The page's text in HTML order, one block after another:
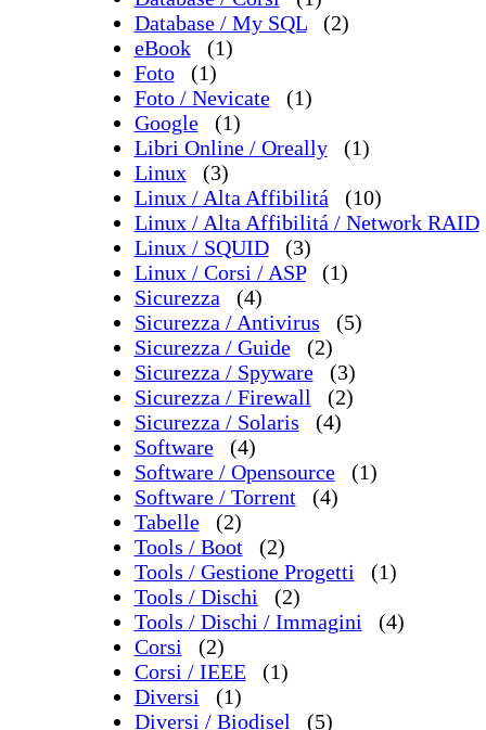
Database / My SQL
(2)
eBook
(1)
Foto
(1)
Foto / Nevicate
(1)
Google
(1)
Libri Online / Oreally
(1)
Linux
(3)
Linux / Alta Affibilitá
(10)
Linux / Alta Affibilitá / Network RAID
Linux / SQUID
(3)
Linux / Corsi / ASP
(1)
Sicurezza
(4)
Sicurezza / Antivirus
(5)
Sicurezza / Guide
(2)
Sicurezza / Spyware
(3)
Sicurezza / Firewall
(2)
Sicurezza / Solaris
(4)
Software
(4)
Software / Opensource
(1)
Software / Torrent
(4)
Tabelle
(2)
Tools / Boot
(2)
Tools / Gestione Progetti
(1)
Tools / Dischi
(2)
Tools / Dischi / Immagini
(4)
Corsi
(2)
Corsi / IEEE
(1)
Diversi
(1)
Diversi / Biodisel
(5)